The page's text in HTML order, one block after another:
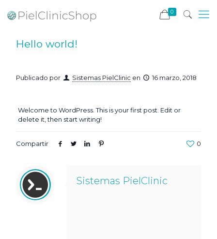
0
Hello world!
Publicado por Sistemas PielClinic en 16 marzo, 2018
Welcome to WordPress. This is your first post. Edit or
delete it, then start writing!
Compartir 0
Sistemas PielClinic